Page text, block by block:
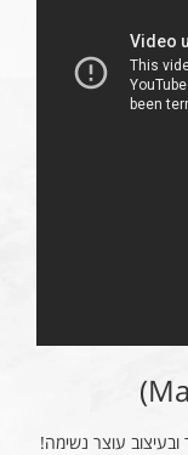
ובעיצוב עוצר נשימה!